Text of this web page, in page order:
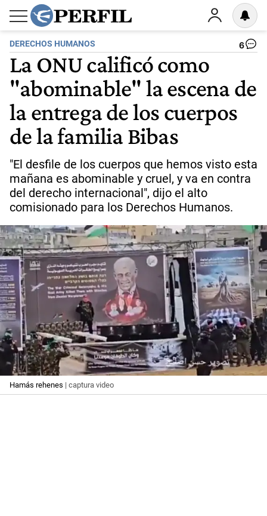
DERECHOS HUMANOS 6
La ONU calificó como
"abominable" la escena de
la entrega de los cuerpos
de la familia Bibas
"El desfile de los cuerpos que hemos visto esta
mañana es abominable y cruel, y va en contra
del derecho internacional", dijo el alto
comisionado para los Derechos Humanos.
Hamás rehenes | captura video